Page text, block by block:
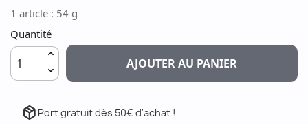
1 article : 54 g
Quantité
AJOUTER AU PANIER
package_2 Port gratuit dès 50€ d'achat !